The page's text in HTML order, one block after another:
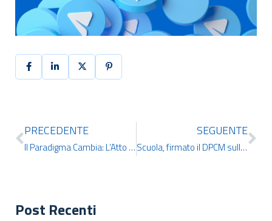
PRECEDENTE
Il Paradigma Cambia: L’Atto sull’Intelligenza Artificiale Dell’Unione Europea Segna una Nuova Era Globale
SEGUENTE
Scuola, firmato il DPCM sulla formazione dei docenti della Secondaria di I e II grado
Post Recenti